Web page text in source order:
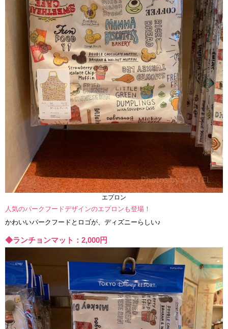
エプロン
人気のパークフードデザインのエプロンも登場！
かわいいパークフードとロゴが、ディズニーらしい♪
◆ランチョンマット：2,000円